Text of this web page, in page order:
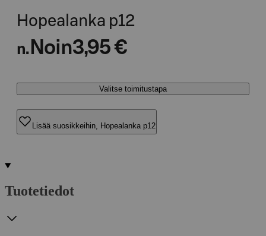
Hopealanka p12
n. Noin3,95 €
Valitse toimitustapa
Lisää suosikkeihin, Hopealanka p12
Tuotetiedot